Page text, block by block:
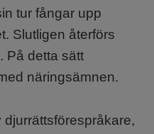
tur fångar upp
Slutligen återförs
På detta sätt
näringsämnen.